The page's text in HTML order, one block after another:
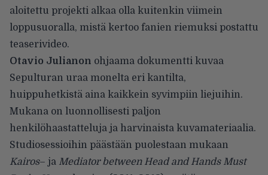
aloitettu projekti alkaa olla kuitenkin viimein
loppusuoralla, mistä kertoo fanien riemuksi postattu
teaserivideo.
Otavio Julianon ohjaama dokumentti kuvaa
Sepulturan uraa monelta eri kantilta,
huippuhetkistä aina kaikkein syvimpiin liejuihin.
Mukana on luonnollisesti paljon
henkilöhaastatteluja ja harvinaista kuvamateriaalia.
Studiosessioihin päästään puolestaan mukaan
Kairos– ja Mediator between Head and Hands Must